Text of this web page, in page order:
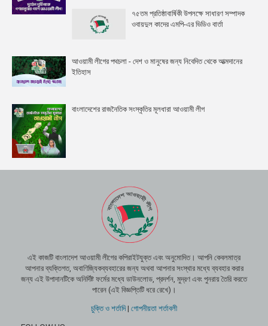
৭৫তম প্রতিষ্ঠাবার্ষিকী উপলক্ষে সাধারণ সম্পাদক
ওবায়দুল কাদের এমপি-এর ভিডিও বার্তা
আওয়ামী লীগের পথচলা - দেশ ও মানুষের জন্য নিবেদিত থেকে আত্মদানের
ইতিহাস
বাংলাদেশের রাজনৈতিক সংস্কৃতির মূলধারা আওয়ামী লীগ
এই কাজটি বাংলাদেশ আওয়ামী লীগের কপিরাইটযুক্ত এবং অনুমোদিত। আপনি কেবলমাত্র
আপনার ব্যক্তিগত, অবাণিজ্যিকব্যবহারের জন্য অথবা আপনার সংস্থার মধ্যে ব্যবহার করার
জন্য এই উপাদানটিকে অনির্দিষ্ট ফর্মের মধ্যে ডাউনলোড, প্রদর্শন, মুদ্রণ এবং পুনরায় তৈরি করতে
পারেন (এই বিজ্ঞপ্তিটি ধরে রেখে)।
চুক্তি ও শর্তাদি| গোপনীয়তা শর্তাবলী